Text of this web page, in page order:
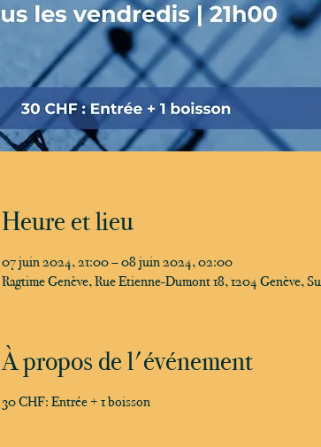
Heure et lieu
07 juin 2024, 21:00 – 08 juin 2024, 02:00
Ragtime Genève, Rue Etienne-Dumont 18, 1204 Genève,
À propos de l'événement
30 CHF: Entrée + 1 boisson